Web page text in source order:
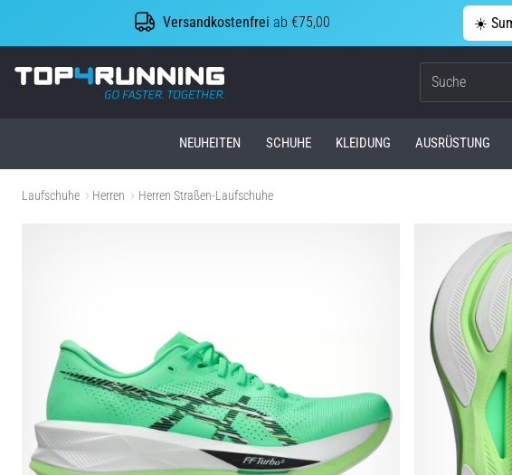
Versandkostenfrei ab €75,00 ☀️
Top4Running.at
NEUHEITEN SCHUHE KLEIDUNG AUSRÜSTUNG
Laufschuhe Herren Herren Straßen-Laufschuhe